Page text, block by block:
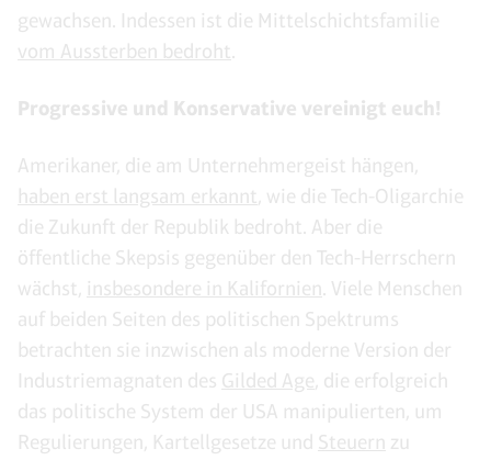
gewachsen. Indessen ist die Mittelschichtsfamilie
vom Aussterben bedroht
Progressive und Konservative vereinigt euch!
Amerikaner, die am Unternehmergeist hängen,
haben erst langsam erkannt , wie die Tech-Oligarchie
die Zukunft der Republik bedroht. Aber die
öffentliche Skepsis gegenüber den Tech-Herrschern
wächst, insbesondere in Kalifornien . Viele Menschen
auf beiden Seiten des politischen Spektrums
betrachten sie inzwischen als moderne Version der
Industriemagnaten des Gilded Age, die erfolgreich
das politische System der USA manipulierten, um
Regulierungen, Kartellgesetze und Steuern zu